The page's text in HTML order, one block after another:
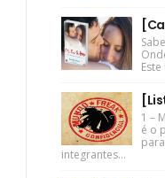
1 –
é o
integrantes...